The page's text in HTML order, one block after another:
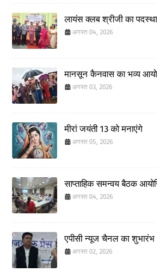
लायंस क्लब श्रीजी का
अगस्त 04, 2026
मानसून कैनवास का भव्य
अगस्त 03, 2026
मीरां जयंती 13 को मनाएंगे
अगस्त 05, 2026
साप्ताहिक समन्वय बैठक
अगस्त 04, 2026
एपीसी न्यूज चैनल का शुभारंभ
अगस्त 02, 2026